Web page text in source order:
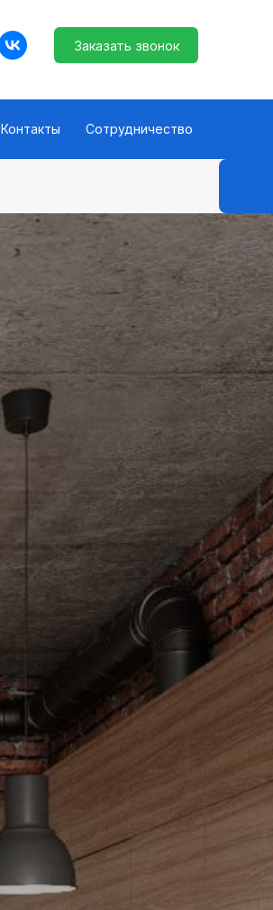
Заказать звонок
Сотрудничество
Контакты
Сотрудничество
Контакты Заказать звонок